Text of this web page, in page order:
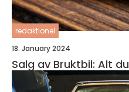
redaktionel
18. January 2024
Salg av Bruktbil: Alt